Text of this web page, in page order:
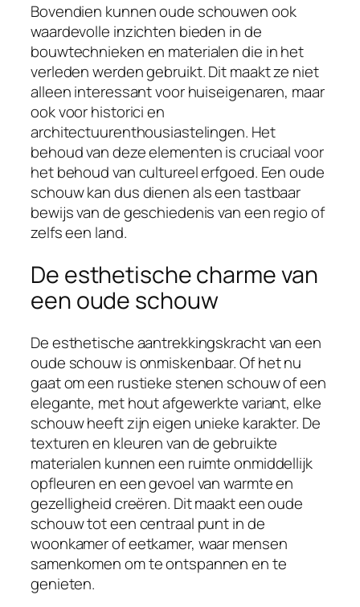
Bovendien kunnen oude schouwen ook
waardevolle inzichten bieden in de
bouwtechnieken en materialen die in het
verleden werden gebruikt. Dit maakt ze niet
alleen interessant voor huiseigenaren, maar
ook voor historici en
architectuurenthousiastelingen. Het
behoud van deze elementen is cruciaal voor
het behoud van cultureel erfgoed. Een oude
schouw kan dus dienen als een tastbaar
bewijs van de geschiedenis van een regio of
zelfs een land.
De esthetische charme van
een oude schouw
De esthetische aantrekkingskracht van een
oude schouw is onmiskenbaar. Of het nu
gaat om een rustieke stenen schouw of een
elegante, met hout afgewerkte variant, elke
schouw heeft zijn eigen unieke karakter. De
texturen en kleuren van de gebruikte
materialen kunnen een ruimte onmiddellijk
opfleuren en een gevoel van warmte en
gezelligheid creëren. Dit maakt een oude
schouw tot een centraal punt in de
woonkamer of eetkamer, waar mensen
samenkomen om te ontspannen en te
genieten.